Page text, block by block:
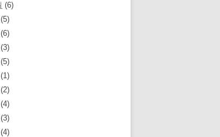
(6)
(5)
(6)
(3)
(5)
(1)
(2)
(4)
(3)
(4)